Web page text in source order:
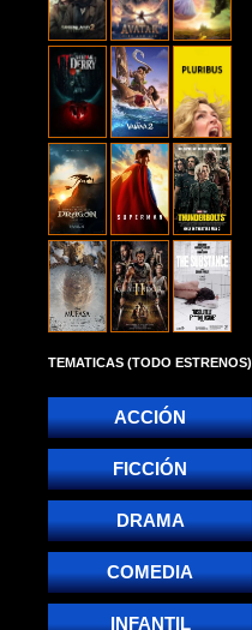
TEMATICAS (TODO ESTRENOS)
ACCIÓN
FICCIÓN
DRAMA
COMEDIA
INFANTIL